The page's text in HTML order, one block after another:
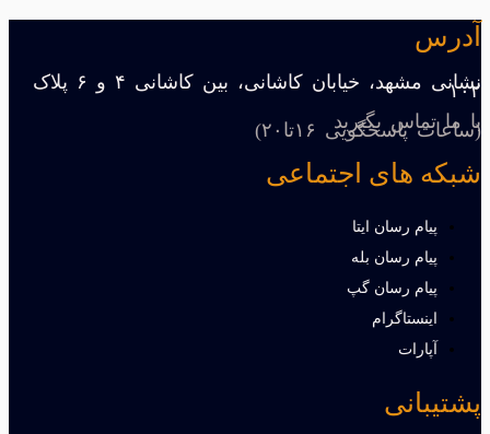
آدرس
نشانی مشهد، خیابان کاشانی، بین کاشانی ۴ و ۶ پلاک
۱۰۲
با ما تماس بگیرید
(ساعات پاسخگویی ۱۶تا۲۰)
شبکه های اجتماعی
پیام رسان ایتا
پیام رسان بله
پیام رسان گپ
اینستاگرام
آپارات
پشتیبانی